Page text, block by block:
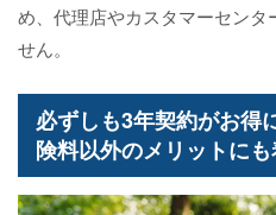
め、代理店やカスタマーセンタ
せん。
必ずしも3年契約がお得
険料以外のメリットにも